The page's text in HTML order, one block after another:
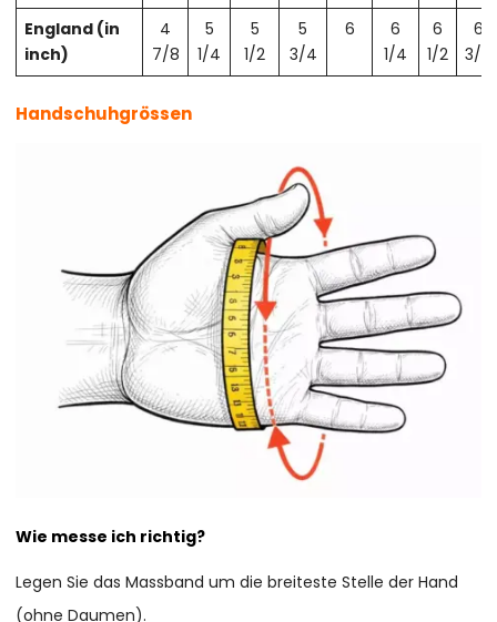
England (in
inch)
4
7/8
5
1/4
5
1/2
5
3/4
6
6
1/4
6
1/2
6
3/4
Handschuhgrössen
Wie messe ich richtig?
Legen Sie das Massband um die breiteste Stelle der Hand
(ohne Daumen).